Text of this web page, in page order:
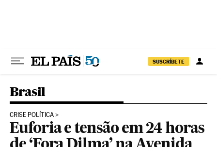
SUSCRÍBETE
Brasil
CRISE POLÍTICA
Euforia e tensão em 24 horas